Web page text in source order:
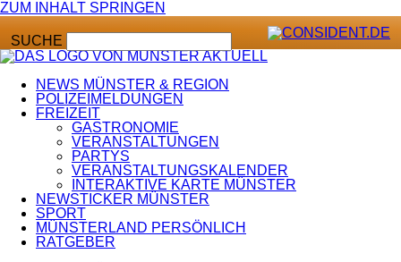
ZUM INHALT SPRINGEN
SUCHE
NEWS MÜNSTER & REGION
POLIZEIMELDUNGEN
FREIZEIT
GASTRONOMIE
VERANSTALTUNGEN
PARTYS
VERANSTALTUNGSKALENDER
INTERAKTIVE KARTE MÜNSTER
NEWSTICKER MÜNSTER
SPORT
MÜNSTERLAND PERSÖNLICH
RATGEBER